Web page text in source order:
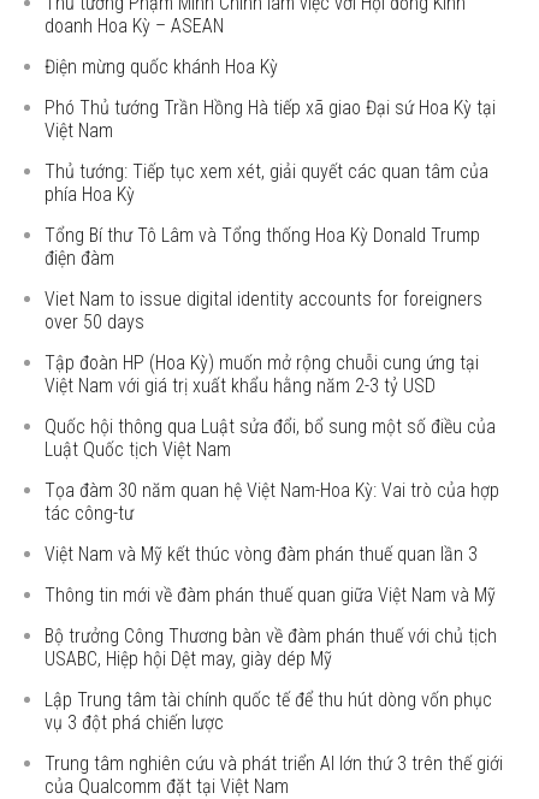
doanh Hoa Kỳ – ASEAN
Điện mừng quốc khánh Hoa Kỳ
Phó Thủ tướng Trần Hồng Hà tiếp xã giao Đại sứ Hoa Kỳ tại
Việt Nam
Thủ tướng: Tiếp tục xem xét, giải quyết các quan tâm của
phía Hoa Kỳ
Tổng Bí thư Tô Lâm và Tổng thống Hoa Kỳ Donald Trump
điện đàm
Viet Nam to issue digital identity accounts for foreigners
over 50 days
Tập đoàn HP (Hoa Kỳ) muốn mở rộng chuỗi cung ứng tại
Việt Nam với giá trị xuất khẩu hằng năm 2-3 tỷ USD
Quốc hội thông qua Luật sửa đổi, bổ sung một số điều của
Luật Quốc tịch Việt Nam
Tọa đàm 30 năm quan hệ Việt Nam-Hoa Kỳ: Vai trò của hợp
tác công-tư
Việt Nam và Mỹ kết thúc vòng đàm phán thuế quan lần 3
Thông tin mới về đàm phán thuế quan giữa Việt Nam và Mỹ
Bộ trưởng Công Thương bàn về đàm phán thuế với chủ tịch
USABC, Hiệp hội Dệt may, giày dép Mỹ
Lập Trung tâm tài chính quốc tế để thu hút dòng vốn phục
vụ 3 đột phá chiến lược
Trung tâm nghiên cứu và phát triển AI lớn thứ 3 trên thế giới
của Qualcomm đặt tại Việt Nam